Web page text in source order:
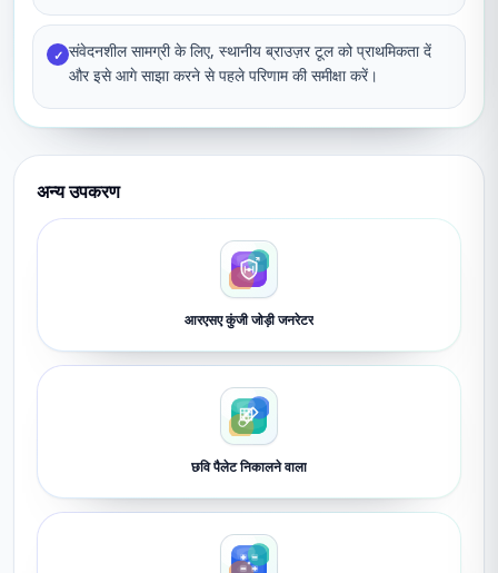
✓ संवेदनशील सामग्री के लिए, स्थानीय ब्राउज़र टूल को प्राथमिकता दें
और इसे आगे साझा करने से पहले परिणाम की समीक्षा करें।
अन्य उपकरण
आरएसए कुंजी जोड़ी जनरेटर
छवि पैलेट निकालने वाला